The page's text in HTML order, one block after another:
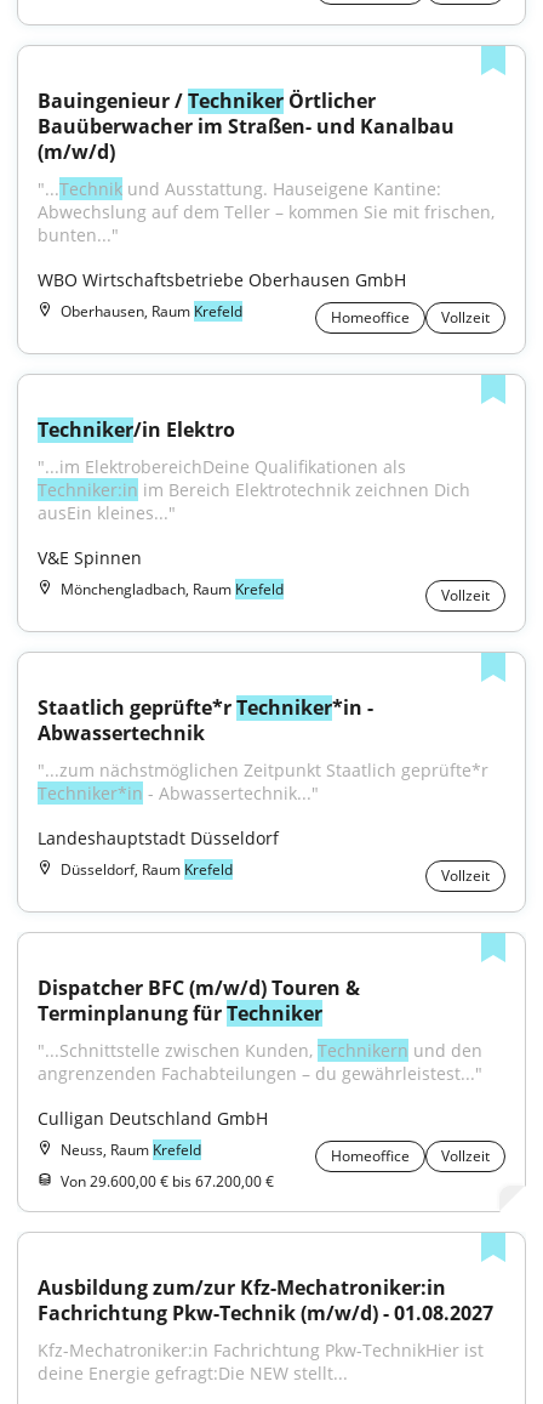
Bauingenieur / Techniker Örtlicher
Bauüberwacher im Straßen- und Kanalbau
(m/w/d)
"...Technik und Ausstattung. Hauseigene Kantine:
Abwechslung auf dem Teller – kommen Sie mit frischen,
bunten..."
WBO Wirtschaftsbetriebe Oberhausen GmbH
Oberhausen, Raum Krefeld Homeoffice Vollzeit
Techniker/in Elektro
Techniker:in im Bereich Elektrotechnik zeichnen Dich
ausEin kleines..."
V&E Spinnen
Mönchengladbach, Raum Krefeld Vollzeit
Staatlich geprüfte*r Techniker*in -
Abwassertechnik
Techniker*in - Abwassertechnik..."
Landeshauptstadt Düsseldorf
Düsseldorf, Raum Krefeld Vollzeit
Dispatcher BFC (m/w/d) Touren &
Terminplanung für Techniker
"...Schnittstelle zwischen Kunden, Technikern und den
angrenzenden Fachabteilungen – du gewährleistest..."
Culligan Deutschland GmbH
Neuss, Raum Krefeld Homeoffice
Vollzeit
Von 29.600,00 € bis 67.200,00 €
Ausbildung zum/zur Kfz-Mechatroniker:in
Fachrichtung Pkw-Technik (m/w/d) - 01.08.2027
Kfz-Mechatroniker:in Fachrichtung Pkw-TechnikHier ist
deine Energie gefragt:Die NEW stellt...